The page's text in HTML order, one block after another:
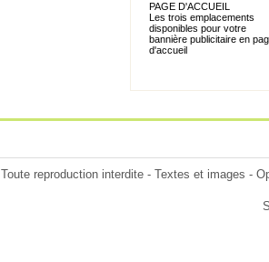
PAGE D'ACCUEIL
Les trois emplacements
disponibles pour votre
bannière publicitaire en
d'accueil
Toute reproduction interdite - Textes et images -